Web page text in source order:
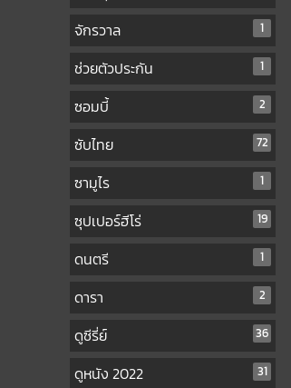
จักรวาล 1
ช่วยตัวประกัน 1
ซอมบี้ 2
ซับไทย 72
ซามูไร 1
ซุปเปอร์ฮีโร่ 19
ดนตรี 1
ดารา 2
ดูซีรี่ย์ 36
ดูหนัง 2022 31